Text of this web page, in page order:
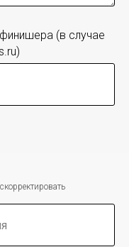
(в случае